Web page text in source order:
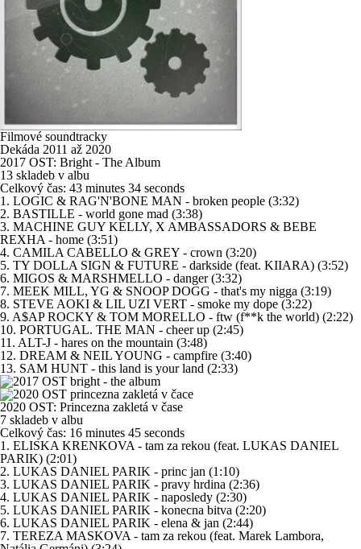
Filmové soundtracky
Dekáda 2011 až 2020
2017 OST: Bright - The Album
13 skladeb v albu
Celkový čas: 43 minutes 34 seconds
1. LOGIC & RAG'N'BONE MAN - broken people (3:32)
2. BASTILLE - world gone mad (3:38)
3. MACHINE GUY KELLY, X AMBASSADORS & BEBE
REXHA - home (3:51)
4. CAMILA CABELLO & GREY - crown (3:20)
5. TY DOLLA SIGN & FUTURE - darkside (feat. KIIARA) (3:52)
6. MIGOS & MARSHMELLO - danger (3:32)
7. MEEK MILL, YG & SNOOP DOGG - that's my nigga (3:19)
8. STEVE AOKI & LIL UZI VERT - smoke my dope (3:22)
9. A$AP ROCKY & TOM MORELLO - ftw (f**k the world) (2:22)
10. PORTUGAL. THE MAN - cheer up (2:45)
11. ALT-J - hares on the mountain (3:48)
12. DREAM & NEIL YOUNG - campfire (3:40)
13. SAM HUNT - this land is your land (2:33)
2020 OST: Princezna zakletá v čase
7 skladeb v albu
Celkový čas: 16 minutes 45 seconds
1. ELISKA KRENKOVA - tam za rekou (feat. LUKAS DANIEL
PARIK) (2:01)
2. LUKAS DANIEL PARIK - princ jan (1:10)
3. LUKAS DANIEL PARIK - pravy hrdina (2:36)
4. LUKAS DANIEL PARIK - naposledy (2:30)
5. LUKAS DANIEL PARIK - konecna bitva (2:20)
6. LUKAS DANIEL PARIK - elena & jan (2:44)
7. TEREZA MASKOVA - tam za rekou (feat. Marek Lambora,